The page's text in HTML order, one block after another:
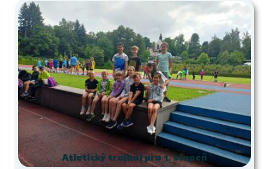
Atletický trojboj pro 1. stupeň